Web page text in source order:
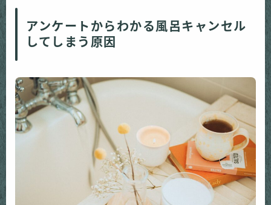
アンケートからわかる風呂キャンセル
してしまう原因